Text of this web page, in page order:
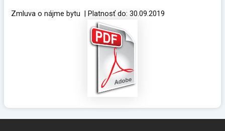
Zmluva o nájme bytu | Platnosť do: 30.09.2019